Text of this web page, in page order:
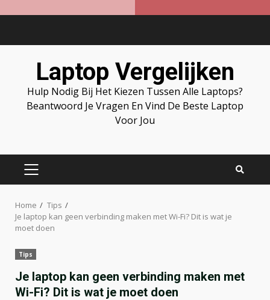
Laptop Vergelijken
Hulp Nodig Bij Het Kiezen Tussen Alle Laptops?
Beantwoord Je Vragen En Vind De Beste Laptop
Voor Jou
PRIMARY
Home
Tips
Je laptop kan geen verbinding maken met Wi-Fi? Dit is wat je
moet doen
Tips
Je laptop kan geen verbinding maken met
Wi-Fi? Dit is wat je moet doen